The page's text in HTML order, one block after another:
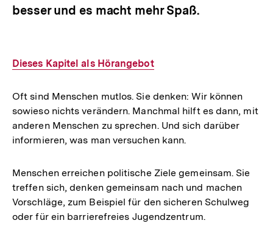
besser und es macht mehr Spaß.
Interner
Dieses Kapitel als Hörangebot
Oft sind Menschen mutlos. Sie denken: Wir können
sowieso nichts verändern. Manchmal hilft es dann, mit
anderen Menschen zu sprechen. Und sich darüber
informieren, was man versuchen kann.
Menschen erreichen politische Ziele gemeinsam. Sie
treffen sich, denken gemeinsam nach und machen
Vorschläge, zum Beispiel für den sicheren Schulweg
oder für ein barrierefreies Jugendzentrum.